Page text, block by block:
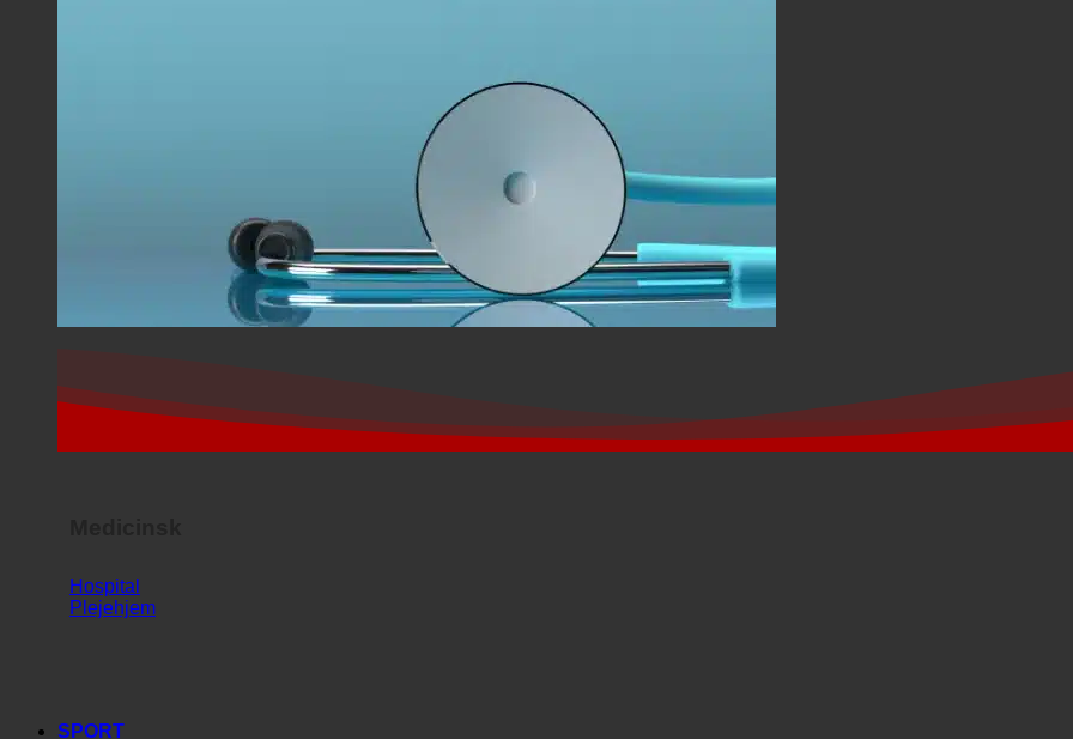
Hospital
Plejehjem
SPORT